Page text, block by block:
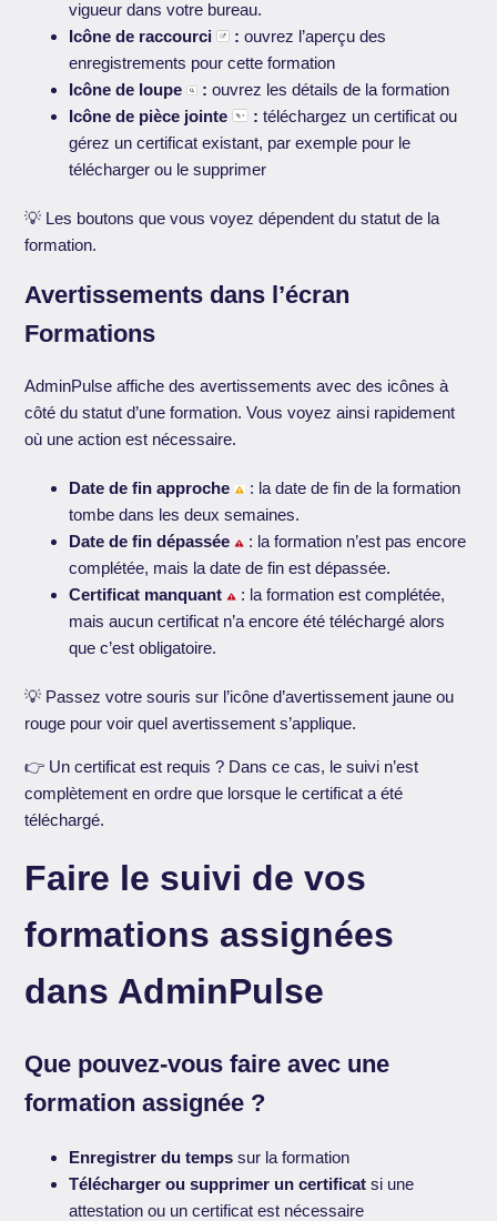
vigueur dans votre bureau.
Icône de raccourci
: ouvrez l’aperçu des
enregistrements pour cette formation
Icône de loupe : ouvrez les détails de la formation
Icône de pièce jointe
: téléchargez un certificat ou
gérez un certificat existant, par exemple pour le
télécharger ou le supprimer
💡 Les boutons que vous voyez dépendent du statut de la
formation.
Avertissements dans l’écran
Formations
AdminPulse affiche des avertissements avec des icônes à
côté du statut d’une formation. Vous voyez ainsi rapidement
où une action est nécessaire.
Date de fin approche
: la date de fin de la formation
tombe dans les deux semaines.
Date de fin dépassée
: la formation n’est pas encore
complétée, mais la date de fin est dépassée.
Certificat manquant
: la formation est complétée,
mais aucun certificat n’a encore été téléchargé alors
que c’est obligatoire.
💡 Passez votre souris sur l’icône d’avertissement jaune ou
rouge pour voir quel avertissement s’applique.
👉 Un certificat est requis ? Dans ce cas, le suivi n’est
complètement en ordre que lorsque le certificat a été
téléchargé.
Faire le suivi de vos
formations assignées
dans AdminPulse
Que pouvez-vous faire avec une
formation assignée ?
Enregistrer du temps sur la formation
Télécharger ou supprimer un certificat si une
attestation ou un certificat est nécessaire